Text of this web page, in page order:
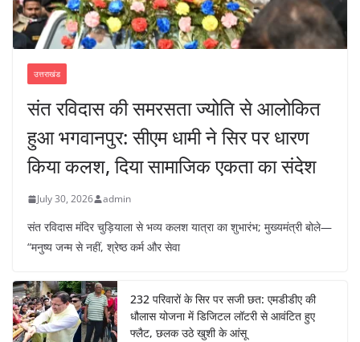
उत्तराखंड
संत रविदास की समरसता ज्योति से आलोकित
हुआ भगवानपुर: सीएम धामी ने सिर पर धारण
किया कलश, दिया सामाजिक एकता का संदेश
July 30, 2026 admin
संत रविदास मंदिर चुड़ियाला से भव्य कलश यात्रा का शुभारंभ; मुख्यमंत्री बोले—
“मनुष्य जन्म से नहीं, श्रेष्ठ कर्म और सेवा
232 परिवारों के सिर पर सजी छत: एमडीडीए की
धौलास योजना में डिजिटल लॉटरी से आवंटित हुए
फ्लैट, छलक उठे खुशी के आंसू